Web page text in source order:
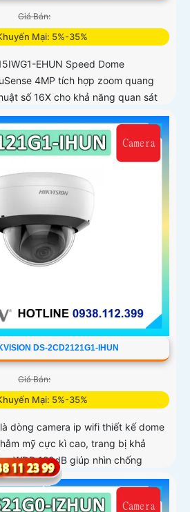
Giá Bán:
Mại: 5%-35%
EHUN Speed Dome
4MP tích hợp zoom quang
số 16X cho khả năng quan sát
AI AcuSense nhận diện người và
đồng thời tối đa 5 khuôn mặt
DS-2CD2121G1-IHUN
Giá Bán:
Mại: 5%-35%
là dòng camera ip wifi thiết kế dome
mỹ cực kì cao, trang bị khả
WDR 120dB giúp nhìn chống
tính năng thông minh hàng rào ảo,
ban đêm bằng hồng ngoại 30m